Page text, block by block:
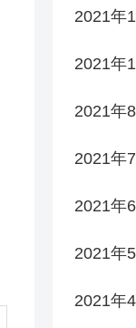
2021年
2021年
2021年
2021年
2021年
2021年
2021年